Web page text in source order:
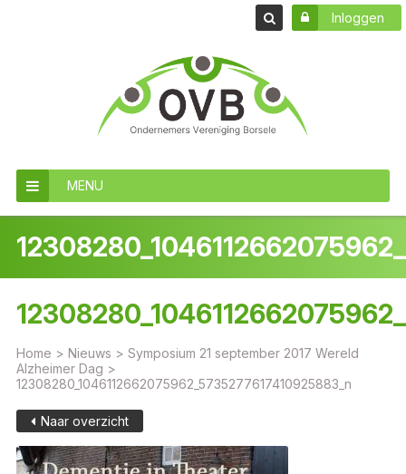
Inloggen
MENU
Home > Nieuws > Symposium 21 september 2017 Wereld
Alzheimer Dag >
12308280_1046112662075962_5735277617410925883_n
Naar overzicht